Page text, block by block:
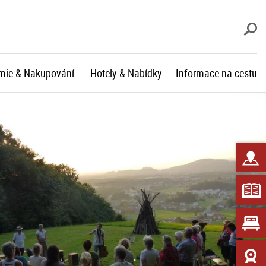
& Nakupování Hotely & Nabídky Informace na cestu